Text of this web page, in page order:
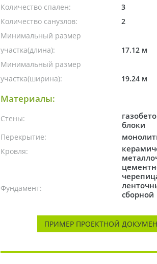
Количество спален:
3
Количество санузлов:
2
Минимальный размер
участка(длина):
17.12 м
Минимальный размер
участка(ширина):
19.24 м
Материалы:
Стены:
блоки
Перекрытие:
Кровля:
Фундамент:
сборной
ПРИМЕР ПРОЕКТНОЙ